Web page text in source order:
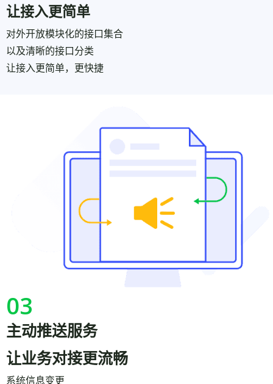
让接入更简单
对外开放模块化的接口集合
以及清晰的接口分类
让接入更简单，更快捷
03
主动推送服务
让业务对接更流畅
系统信息变更